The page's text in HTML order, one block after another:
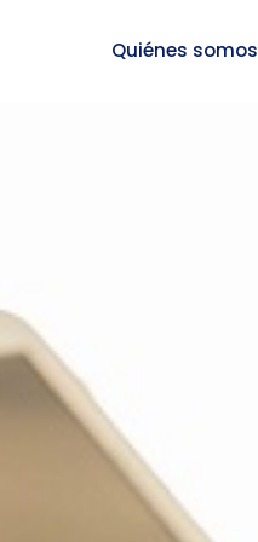
Quiénes somos